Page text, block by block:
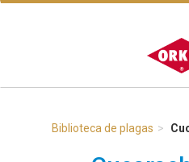
Biblioteca de plagas